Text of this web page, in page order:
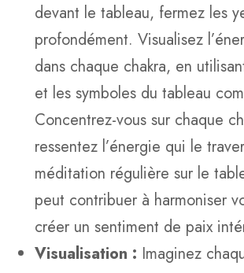
devant le tableau, fermez les
profondément. Visualisez
dans chaque chakra, en
et les symboles du tableau
Concentrez-vous sur chaque
ressentez l’énergie qui le
méditation régulière sur le
peut contribuer à harmoniser
créer un sentiment de paix
Visualisation : Imaginez